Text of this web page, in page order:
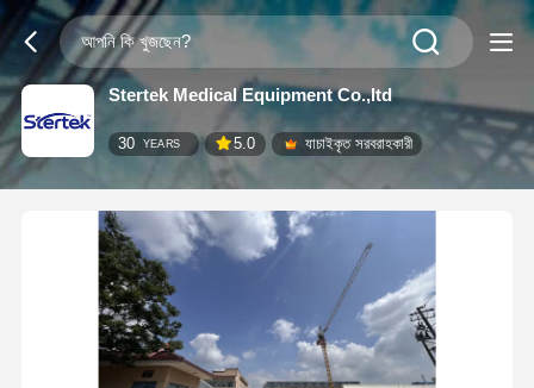
Stertek Medical Equipment Co.,ltd
30 YEARS 5.0 যাচাইকৃত সরবরাহকারী